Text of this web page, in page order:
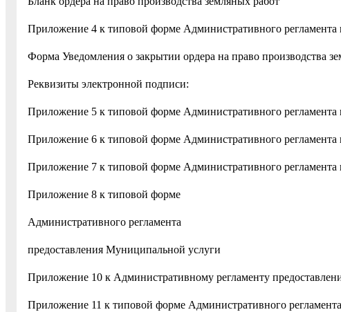
Приложение 4 к типовой форме Административного
Форма Уведомления о закрытии ордера на право производства
Реквизиты электронной подписи:
Приложение 5 к типовой форме Административного
Приложение 6 к типовой форме Административного
Приложение 7 к типовой форме Административного
Приложение 8 к типовой форме
Административного регламента
предоставления Муниципальной услуги
Приложение 10 к Административному регламенту
Приложение 11 к типовой форме Административного